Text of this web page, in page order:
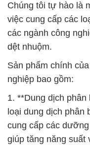
Chúng tôi tự hào là
việc cung cấp các
các ngành công
dệt nhuộm.
Sản phẩm chính
nghiệp bao gồm:
1. **Dung dịch
loại dung dịch phân
cung cấp các
giúp tăng năng suất